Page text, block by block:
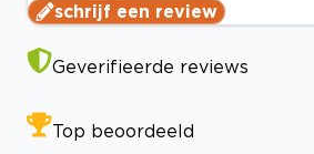
schrijf een review
Geverifieerde reviews
Top beoordeeld